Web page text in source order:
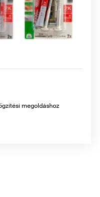
megoldáshoz